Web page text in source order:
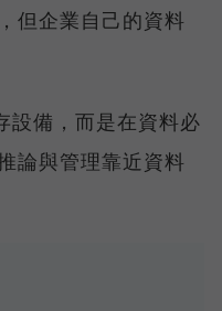
但企業自己的資料
設備，而是在資料必
論與管理靠近資料